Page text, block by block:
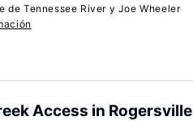
de Tennessee River y Joe Wheeler
Access in Rogersville